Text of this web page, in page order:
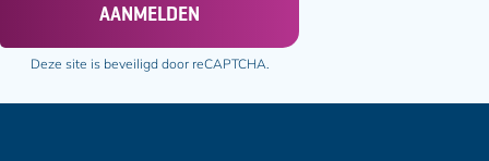
o
p
F
a
o
p
e
l
d
AANMELDEN
Deze site is beveiligd door reCAPTCHA.